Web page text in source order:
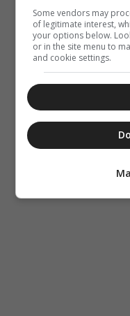
Some vendors may
of legitimate interest,
your options below.
or in the site menu to
and cookie settings.